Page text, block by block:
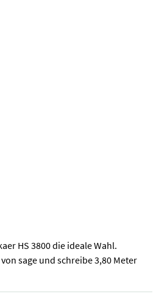
HS 3800 die ideale Wahl.
sage und schreibe 3,80 Meter
Äste von bis zu 25